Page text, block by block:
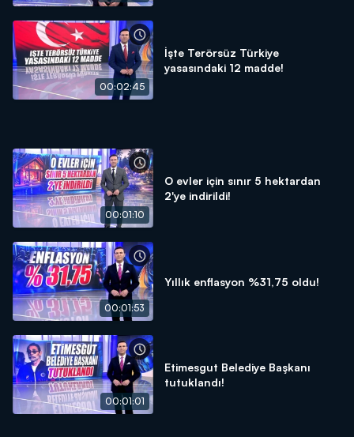
00:02:45
İşte Terörsüz Türkiye
yasasındaki 12 madde!
00:01:10
O evler için sınır 5 hektardan
2'ye indirildi!
00:01:53
Yıllık enflasyon %31,75 oldu!
00:01:01
Etimesgut Belediye Başkanı
tutuklandı!